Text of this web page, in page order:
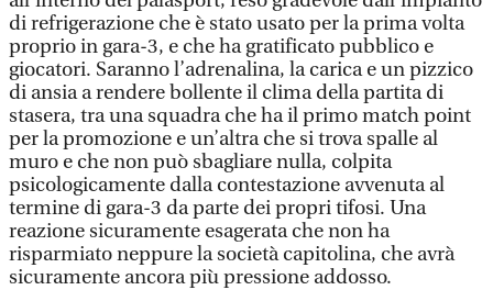
di refrigerazione che è stato usato per la prima volta
proprio in gara-3, e che ha gratificato pubblico e
giocatori. Saranno l’adrenalina, la carica e un pizzico
di ansia a rendere bollente il clima della partita di
stasera, tra una squadra che ha il primo match point
per la promozione e un’altra che si trova spalle al
muro e che non può sbagliare nulla, colpita
psicologicamente dalla contestazione avvenuta al
termine di gara-3 da parte dei propri tifosi. Una
reazione sicuramente esagerata che non ha
risparmiato neppure la società capitolina, che avrà
sicuramente ancora più pressione addosso.